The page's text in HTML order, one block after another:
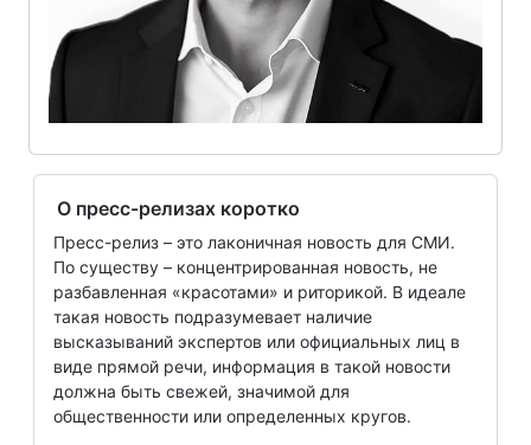
О пресс-релизах коротко
Пресс-релиз – это лаконичная новость для СМИ.
По существу – концентрированная новость, не
разбавленная «красотами» и риторикой. В идеале
такая новость подразумевает наличие
высказываний экспертов или официальных лиц в
виде прямой речи, информация в такой новости
должна быть свежей, значимой для
общественности или определенных кругов.